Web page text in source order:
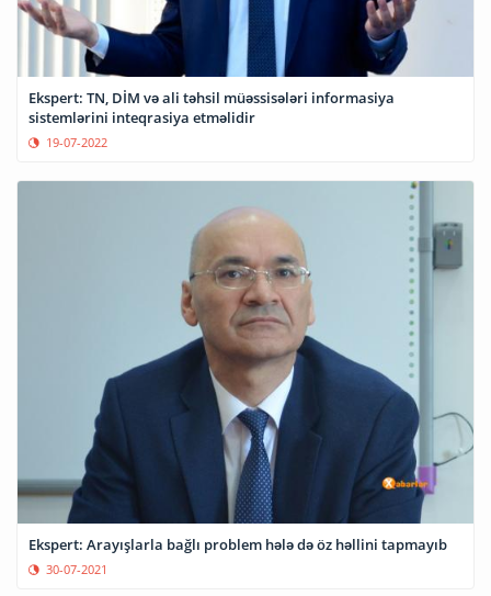
Ekspert: TN, DİM və ali təhsil müəssisələri informasiya
sistemlərini inteqrasiya etməlidir
19-07-2022
Ekspert: Arayışlarla bağlı problem hələ də öz həllini tapmayıb
30-07-2021